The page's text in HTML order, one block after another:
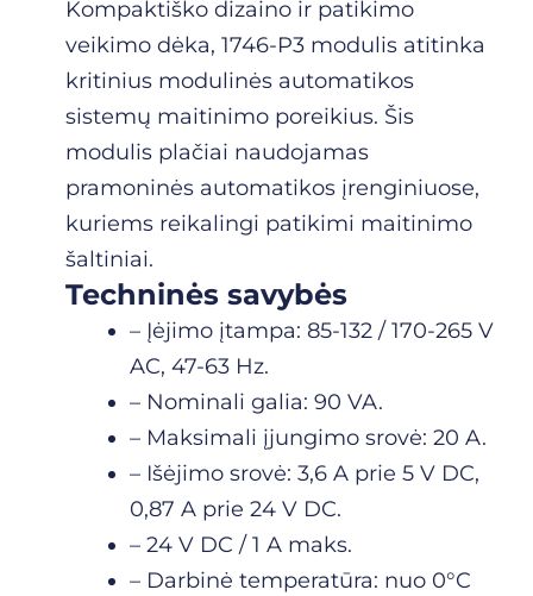
Kompaktiško dizaino ir patikimo
veikimo dėka, 1746-P3 modulis atitinka
kritinius modulinės automatikos
sistemų maitinimo poreikius. Šis
modulis plačiai naudojamas
pramoninės automatikos įrenginiuose,
kuriems reikalingi patikimi maitinimo
šaltiniai.
Techninės savybės
– Įėjimo įtampa: 85-132 / 170-265 V
AC, 47-63 Hz.
– Nominali galia: 90 VA.
– Maksimali įjungimo srovė: 20 A.
– Išėjimo srovė: 3,6 A prie 5 V DC,
0,87 A prie 24 V DC.
– 24 V DC / 1 A maks.
– Darbinė temperatūra: nuo 0°C